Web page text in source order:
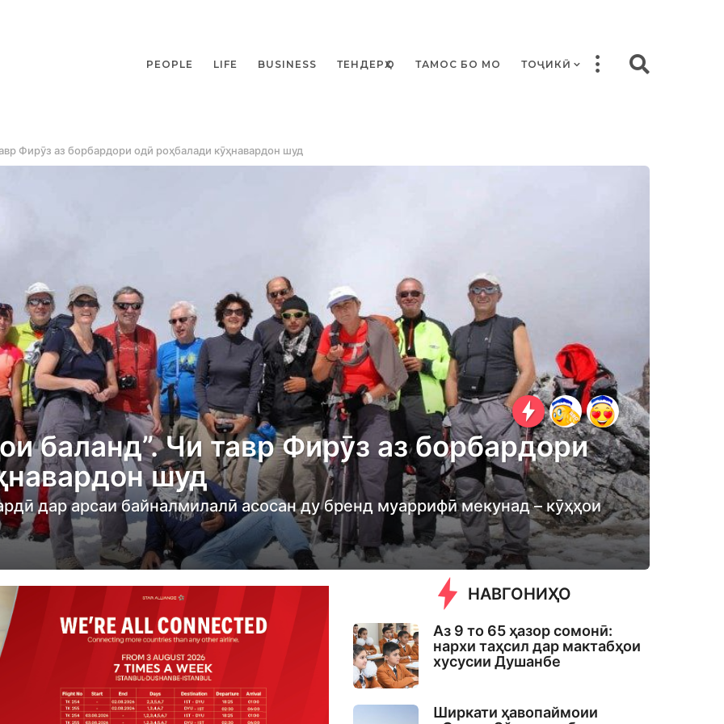
PEOPLE LIFE BUSINESS ТЕНДЕРҲО ТАМОС БО МО ТОҶИКӢ
Фирӯз аз борбардори одӣ роҳбалади кӯҳнавардон шуд
баланд”. Чи тавр Фирӯз аз борбардори
шуд
дар арсаи байналмилалӣ асосан ду бренд муаррифӣ мекунад – кӯҳҳои
НАВГОНИҲО
Аз 9 то 65 ҳазор сомонӣ:
нархи таҳсил дар мактабҳои
хусусии Душанбе
Ширкати ҳавопаймоии